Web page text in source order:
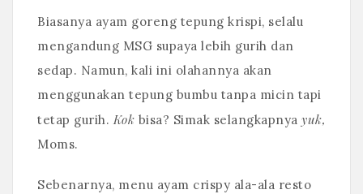
Biasanya ayam goreng tepung krispi, selalu
mengandung MSG supaya lebih gurih dan
sedap. Namun, kali ini olahannya akan
menggunakan tepung bumbu tanpa micin tapi
tetap gurih.Kok bisa? Simak selangkapnya yuk,
Moms.
Sebenarnya, menu ayam crispy ala-ala resto